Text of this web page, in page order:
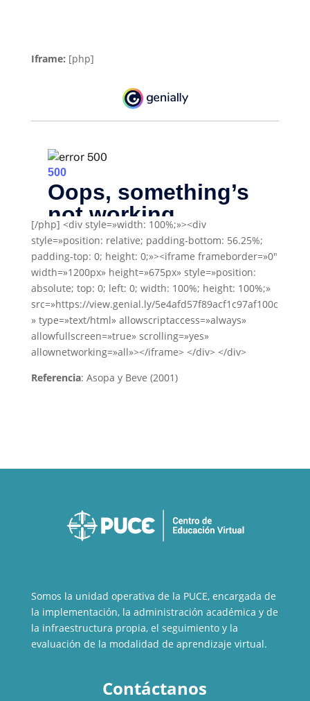
Iframe: [php]
[/php] <div style=»width: 100%;»><div
style=»position: relative; padding-bottom: 56.25%;
padding-top: 0; height: 0;»><iframe frameborder=»0″
width=»1200px» height=»675px» style=»position:
absolute; top: 0; left: 0; width: 100%; height: 100%;»
src=»https://view.genial.ly/5e4afd57f89acf1c97af100c
» type=»text/html» allowscriptaccess=»always»
allowfullscreen=»true» scrolling=»yes»
allownetworking=»all»></iframe> </div> </div>
Referencia: Asopa y Beve (2001)
Somos la unidad operativa de la PUCE, encargada de
la implementación, la administración académica y de
la infraestructura propia, el seguimiento y la
evaluación de la modalidad de aprendizaje virtual.
Contáctanos